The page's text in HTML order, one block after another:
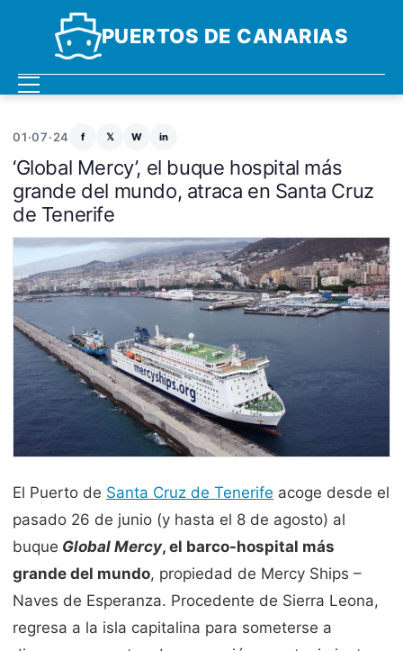
PUERTOS DE CANARIAS
01·07·24 f 𝕏 W in
‘Global Mercy’, el buque hospital más
grande del mundo, atraca en Santa Cruz
de Tenerife
El Puerto de Santa Cruz de Tenerife acoge desde el
pasado 26 de junio (y hasta el 8 de agosto) al
buque Global Mercy, el barco-hospital más
grande del mundo, propiedad de Mercy Ships –
Naves de Esperanza. Procedente de Sierra Leona,
regresa a la isla capitalina para someterse a